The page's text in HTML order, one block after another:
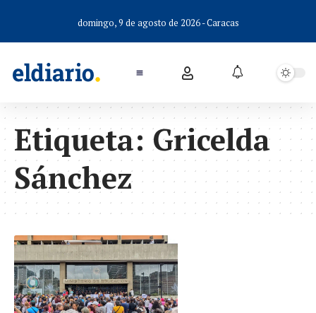
domingo, 9 de agosto de 2026 - Caracas
Etiqueta: Gricelda
Sánchez